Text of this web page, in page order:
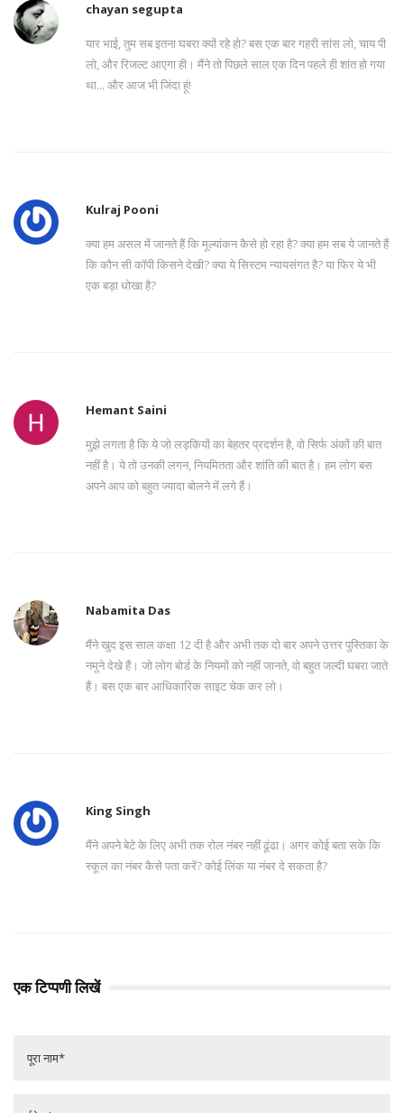
chayan segupta
यार भाई, तुम सब इतना घबरा क्यों रहे हो? बस एक बार गहरी सांस लो, चाय पी
लो, और रिजल्ट आएगा ही। मैंने तो पिछले साल एक दिन पहले ही शांत हो गया
था... और आज भी जिंदा हूं!
Kulraj Pooni
क्या हम असल में जानते हैं कि मूल्यांकन कैसे हो रहा है? क्या हम सब ये जानते हैं
कि कौन सी कॉपी किसने देखी? क्या ये सिस्टम न्यायसंगत है? या फिर ये भी
एक बड़ा धोखा है?
Hemant Saini
मुझे लगता है कि ये जो लड़कियों का बेहतर प्रदर्शन है, वो सिर्फ अंकों की बात
नहीं है। ये तो उनकी लगन, नियमितता और शांति की बात है। हम लोग बस
अपने आप को बहुत ज्यादा बोलने में लगे हैं।
Nabamita Das
मैंने खुद इस साल कक्षा 12 दी है और अभी तक दो बार अपने उत्तर पुस्तिका के
नमूने देखे हैं। जो लोग बोर्ड के नियमों को नहीं जानते, वो बहुत जल्दी घबरा जाते
हैं। बस एक बार आधिकारिक साइट चेक कर लो।
King Singh
मैंने अपने बेटे के लिए अभी तक रोल नंबर नहीं ढूंढा। अगर कोई बता सके कि
स्कूल का नंबर कैसे पता करें? कोई लिंक या नंबर दे सकता है?
एक टिप्पणी लिखें